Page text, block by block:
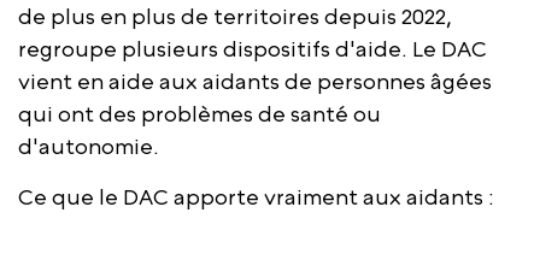
de plus en plus de territoires depuis 2022,
regroupe plusieurs dispositifs d'aide. Le DAC
vient en aide aux aidants de personnes âgées
qui ont des problèmes de santé ou
d'autonomie.
Ce que le DAC apporte vraiment aux aidants :